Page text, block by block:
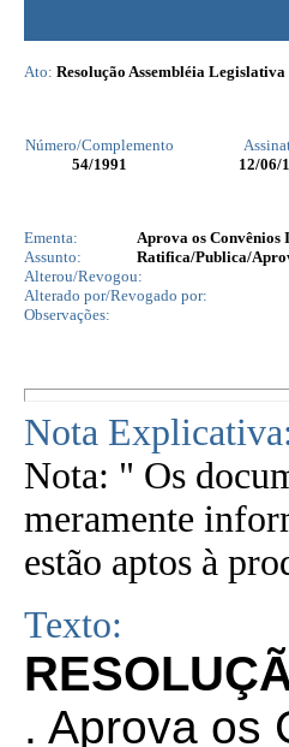
Ato: Resolução Assembléia Legislativa
Número/Complemento
54/1991 12/06/
Ementa:
Aprova os Convênios
Assunto:
Ratifica/Publica/
Alterou/Revogou:
Alterado por/Revogado por:
Observações:
Nota
Nota: " Os
meramente
estão aptos à
Texto:
. Aprova os